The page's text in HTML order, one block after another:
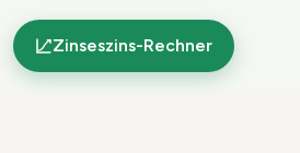
Zinseszins-Rechner